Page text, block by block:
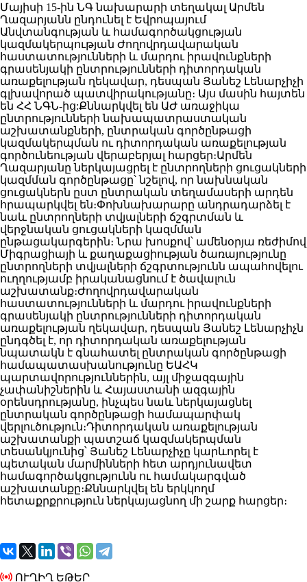
Մայիսի 15-ին ՆԳ նախարարի տեղակալ Արմեն
Ղազարյանն ընդունել է Եվրոպայում
Անվտանգության և համագործակցության
կազմակերպության Ժողովրդավարական
հաստատությունների և մարդու իրավունքների
գրասենյակի ընտրությունների դիտորդական
առաքելության ղեկավար, դեսպան Յանեշ Լենարչիչի
գլխավորած պատվիրակությանը։ Այս մասին հայտեն
են ՀՀ ՆԳՆ-ից:Քննարկվել են ԱԺ առաջիկա
ընտրությունների նախապատրաստական
աշխատանքների, ընտրական գործընթացի
կազմակերպման ու դիտորդական առաքելության
գործունեության վերաբերյալ հարցեր։Արմեն
Ղազարյանը ներկայացրել է ընտրողների ցուցակների
կազմման գործընթացը՝ նշելով, որ նախնական
ցուցակներն ըստ ընտրական տեղամասերի արդեն
հրապարկվել են։Փոխնախարարը անդրադարձել է
նաև ընտրողների տվյալների ճշգրտման և
վերջնական ցուցակների կազմման
ընթացակարգերին։ Նրա խոսքով՝ ամենօրյա ռեժիմով
Միգրացիայի և քաղաքացիության ծառայությունը
ընտրողների տվյալների ճշգրտությունն ապահովելու
ուղղությամբ իրականացնում է ծավալուն
աշխատանք։Ժողովրդավարական
հաստատությունների և մարդու իրավունքների
գրասենյակի ընտրությունների դիտորդական
առաքելության ղեկավար, դեսպան Յանեշ Լենարչիչն
ընդգծել է, որ դիտորդական առաքելության
նպատակն է գնահատել ընտրական գործընթացի
համապատասխանությունը ԵԱՀԿ
պարտավորություններին, այլ միջազգային
չափանիշներին և Հայաստանի ազգային
օրենսդրությանը, ինչպես նաև ներկայացնել
ընտրական գործընթացի համապարփակ
վերլուծություն։Դիտորդական առաքելության
աշխատանքի պատշաճ կազմակերպման
տեսանկյունից՝ Յանեշ Լենարչիչը կարևորել է
պետական մարմինների հետ արդյունավետ
համագործակցությունն ու համակարգված
աշխատանքը։Քննարկվել են երկկողմ
հետաքրքրություն ներկայացնող մի շարք հարցեր։
ՈՒՂԻՂ ԵԹԵՐ